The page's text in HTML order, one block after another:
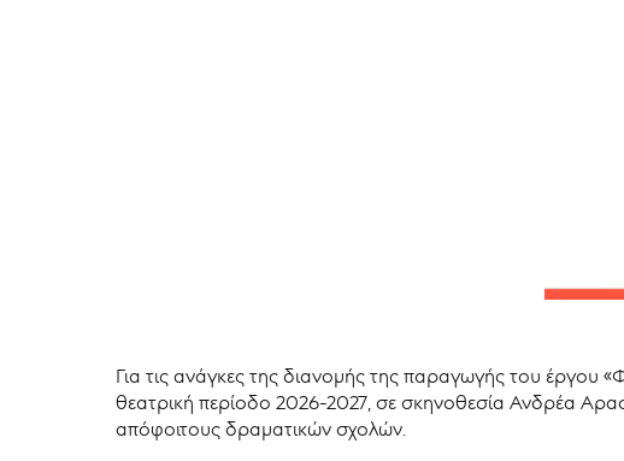
Για τις ανάγκες της διανομής της παραγωγής του
θεατρική περίοδο 2026-2027, σε σκηνοθεσία Ανδρέα
απόφοιτους δραματικών σχολών.